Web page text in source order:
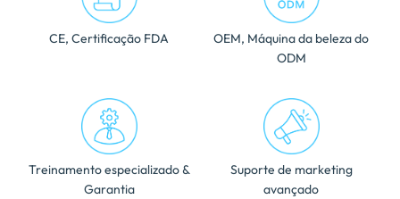
CE, Certificação FDA
OEM, Máquina da beleza do
ODM
Treinamento especializado &
Garantia
Suporte de marketing
avançado